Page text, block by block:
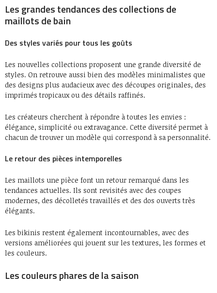
Les grandes tendances des collections de
maillots de bain
Des styles variés pour tous les goûts
Les nouvelles collections proposent une grande diversité de
styles. On retrouve aussi bien des modèles minimalistes que
des designs plus audacieux avec des découpes originales, des
imprimés tropicaux ou des détails raffinés.
Les créateurs cherchent à répondre à toutes les envies :
élégance, simplicité ou extravagance. Cette diversité permet à
chacun de trouver un modèle qui correspond à sa personnalité.
Le retour des pièces intemporelles
Les maillots une pièce font un retour remarqué dans les
tendances actuelles. Ils sont revisités avec des coupes
modernes, des décolletés travaillés et des dos ouverts très
élégants.
Les bikinis restent également incontournables, avec des
versions améliorées qui jouent sur les textures, les formes et
les couleurs.
Les couleurs phares de la saison